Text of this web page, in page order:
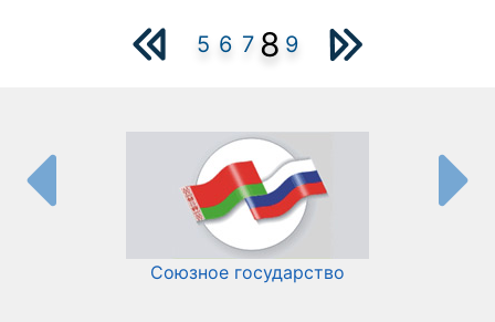
5 6 7 8 9
Союзное государство